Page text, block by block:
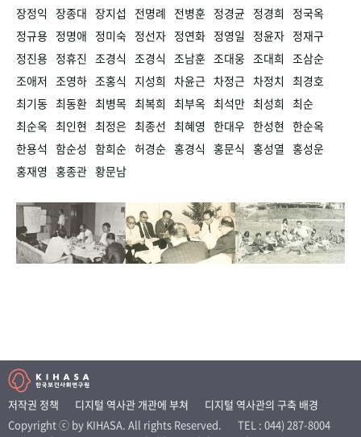
장정익 장종대 장지섭 전명례 전병훈 정경균 정경희
정국옥
정규용 정명애 정미숙 정선자 정연화 정영일 정윤자 정재구
정진용 정휴진 조경식 조경식 조남훈 조대웅 조대희 조삼순
조애저 조영하 조홍식 지성희 차윤근 차정근 차정치 최경호
최기동 최동환 최병목 최복희 최부옥 최석만 최성희 최순
최순옥 최인현 최정은 최종선 최혜영 한대우 한성현 한순옥
한용석 함순성 함희순 허경순 홍경식 홍문식 홍성열 홍성운
홍재영 홍종관 황문남
저작권 정책 디지털 역사관 개관에 부쳐
디지털 역사관의 구축 배경
Copyright ⓒ by KIHASA. All rights Reserved.
TEL : 044) 287-8004